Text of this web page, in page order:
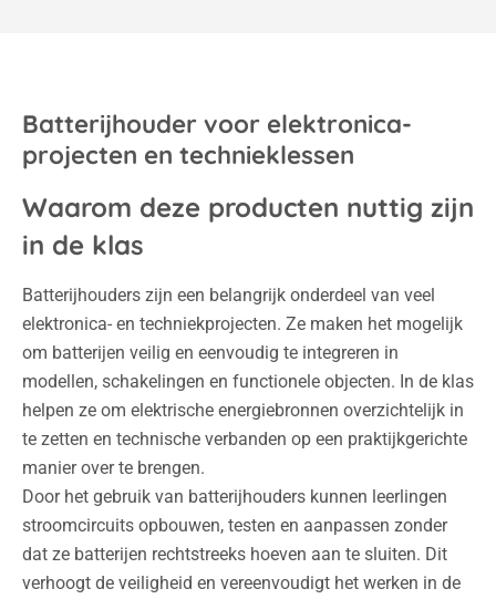
Batterijhouder voor elektronica-
projecten en technieklessen
Waarom deze producten nuttig zijn
in de klas
Batterijhouders zijn een belangrijk onderdeel van veel
elektronica- en techniekprojecten. Ze maken het mogelijk
om batterijen veilig en eenvoudig te integreren in
modellen, schakelingen en functionele objecten. In de klas
helpen ze om elektrische energiebronnen overzichtelijk in
te zetten en technische verbanden op een praktijkgerichte
manier over te brengen.
Door het gebruik van batterijhouders kunnen leerlingen
stroomcircuits opbouwen, testen en aanpassen zonder
dat ze batterijen rechtstreeks hoeven aan te sluiten. Dit
verhoogt de veiligheid en vereenvoudigt het werken in de